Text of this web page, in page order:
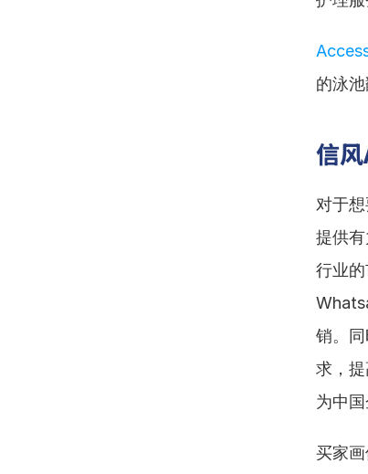
的泳池
信
对于
提供
行业
销。
求，
为中
买家